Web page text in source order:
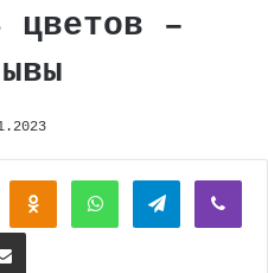
цветов –
Одноклассники
WhatsAppTelegram
Поделиться через электронную почту